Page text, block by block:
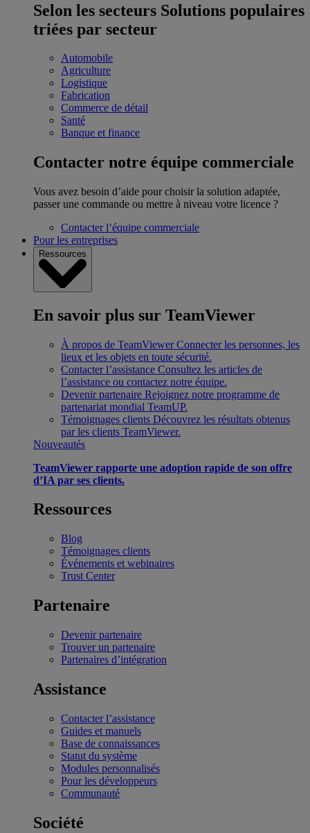
Selon les secteurs Solutions populaires
triées par secteur
Automobile
Agriculture
Logistique
Fabrication
Commerce de détail
Santé
Banque et finance
Contacter notre équipe commerciale
Vous avez besoin d’aide pour choisir la solution adaptée,
passer une commande ou mettre à niveau votre licence ?
Contacter l’équipe commerciale
Pour les entreprises
Ressources
En savoir plus sur TeamViewer
À propos de TeamViewer Connecter les personnes, les
lieux et les objets en toute sécurité.
Contacter l’assistance Consultez les articles de
l’assistance ou contactez notre équipe.
Devenir partenaire Rejoignez notre programme de
partenariat mondial TeamUP.
Témoignages clients Découvrez les résultats obtenus
par les clients TeamViewer.
Nouveautés
TeamViewer rapporte une adoption rapide de son offre
d’IA par ses clients.
Ressources
Blog
Témoignages clients
Événements et webinaires
Trust Center
Partenaire
Devenir partenaire
Trouver un partenaire
Partenaires d’intégration
Assistance
Contacter l’assistance
Guides et manuels
Base de connaissances
Statut du système
Modules personnalisés
Pour les développeurs
Communauté
Société